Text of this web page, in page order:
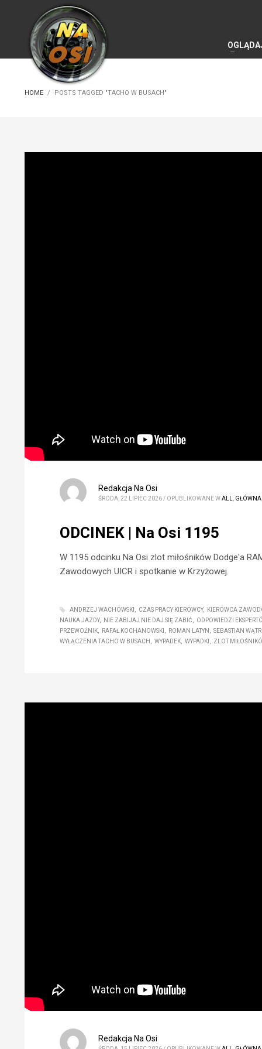
HOME POSTS TAGGED "TACHO W BUSACH"
Redakcja Na Osi
ŚRODA, 22 LIPIEC 2026 / OPUBLIKOWANE WALL GŁÓWNA
ODCINEK | Na Osi 1195
W 1195 odcinku Na Osi zlot miłośników Dodge'a
Zawodowych UICR i spotkanie w Krzyżowej.
ANDRZEJ WACHOWSKI CZAS PRACY KIEROWCY KIEROWCA
NAUKA JAZDY
NIE ZABIJAJ NIE DAJ SIĘ ZABIĆ ODPOWIEDZI
PRZEWOŹNIK
RAFAŁ KOCHANOWSKI ROMAN LATYN SEBASTIAN
WYŁĄCZENIA TACHO W BUSACH
WYPADEK WYPADKI ZLOT
Redakcja Na Osi